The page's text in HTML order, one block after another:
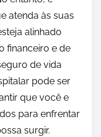
atenda às suas
alinhado
financeiro e de
de vida
pode ser
que você e
para enfrentar
surgir.